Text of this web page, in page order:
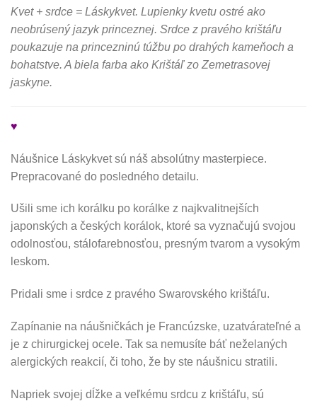
Kvet + srdce = Láskykvet. Lupienky kvetu ostré ako
neobrúsený jazyk princeznej. Srdce z pravého krištáľu
poukazuje na princezninú túžbu po drahých kameňoch a
bohatstve. A biela farba ako Krištáľ zo Zemetrasovej
jaskyne.
♥
Náušnice Láskykvet sú náš absolútny masterpiece.
Prepracované do posledného detailu.
Ušili sme ich korálku po korálke z najkvalitnejších
japonských a českých korálok, ktoré sa vyznačujú svojou
odolnosťou, stálofarebnosťou, presným tvarom a vysokým
leskom.
Pridali sme i srdce z pravého Swarovského krištáľu.
Zapínanie na náušničkách je Francúzske, uzatvárateľné a
je z chirurgickej ocele. Tak sa nemusíte báť neželaných
alergických reakcií, či toho, že by ste náušnicu stratili.
Napriek svojej dĺžke a veľkému srdcu z krištáľu, sú